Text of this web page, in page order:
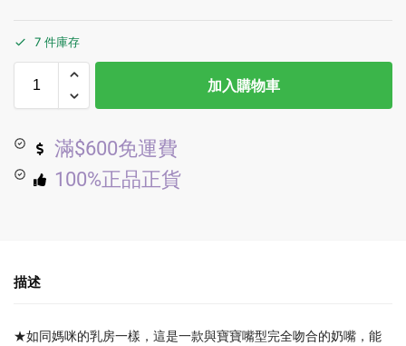
7 件庫存
加入購物車
滿$600免運費
100%正品正貨
描述
★如同媽咪的乳房一樣，這是一款與寶寶嘴型完全吻合的奶嘴，能